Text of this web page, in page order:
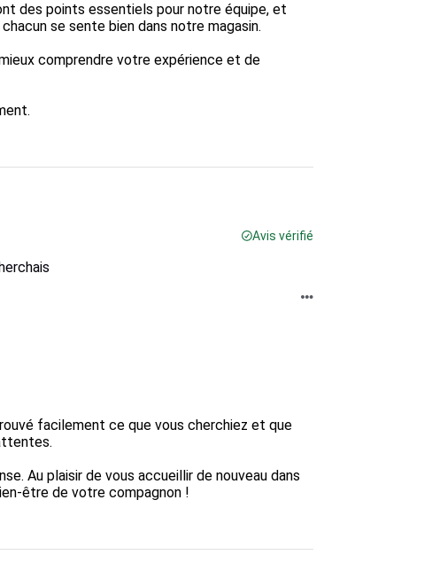
des points essentiels pour notre équipe, et
se sente bien dans notre magasin.
comprendre votre expérience et de
Avis vérifié
facilement ce que vous cherchiez et que
Au plaisir de vous accueillir de nouveau dans
être de votre compagnon !